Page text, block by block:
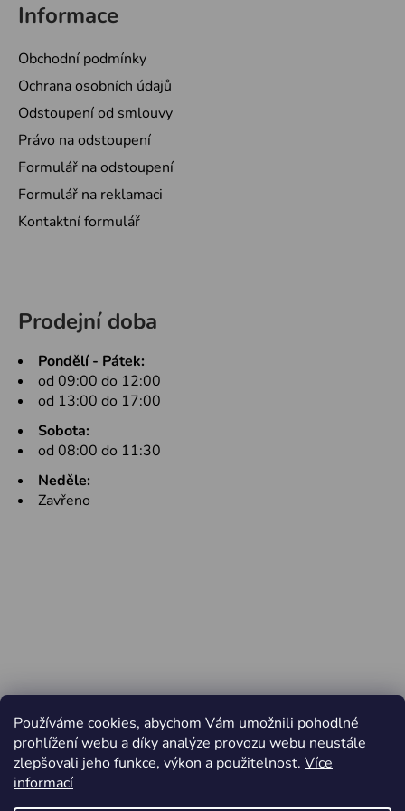
Používáme cookies, abychom Vám umožnili pohodlné
prohlížení webu a díky analýze provozu webu neustále
zlepšovali jeho funkce, výkon a použitelnost. Více
informací
Informace
Obchodní podmínky
Ochrana osobních údajů
Odstoupení od smlouvy
Právo na odstoupení
Formulář na odstoupení
Formulář na reklamaci
Kontaktní formulář
Prodejní doba
Pondělí - Pátek:
od 09:00 do 12:00
od 13:00 do 17:00
Sobota:
od 08:00 do 11:30
Neděle:
Zavřeno